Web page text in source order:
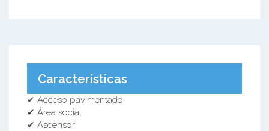
Características
✔ Acceso pavimentado
✔ Área social
✔ Ascensor